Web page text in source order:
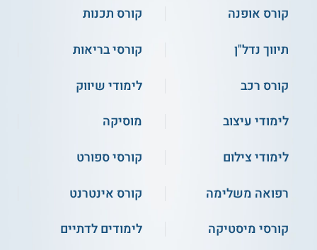
במפעלים וגופי תעשייה והיא מספקת להם ידע
האלומיניום וכן כלים לקריאת שרטוטים
המקצועי. המסלול כולל כ - 100 שעות לימוד
והוא נערך כקורס ערב שמאפשר שילוב עם
שעות העבודה. קורסים נוספים שמתקיימים
במכללה כוללים קורס שרברבות
וקורס טכנאות מנעולים.
קורס אופנה
קורס תכנות
תיווך נדל"ן
קורסי בריאות
קורס רכב
לימודי שיווק
לימודי עיצוב
מוסיקה
לימודי צילום
קורסי ספורט
רפואה משלימה
קורס אינטרנט
קורסי מיסטיקה
לימודים לדתיים